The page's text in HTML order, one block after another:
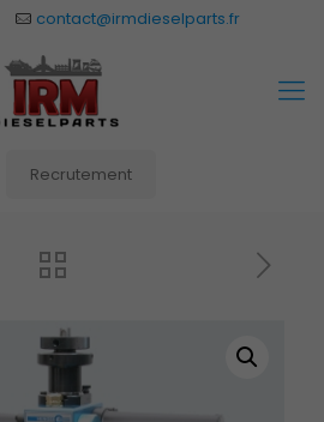
contact@irmdieselparts.fr
Recrutement